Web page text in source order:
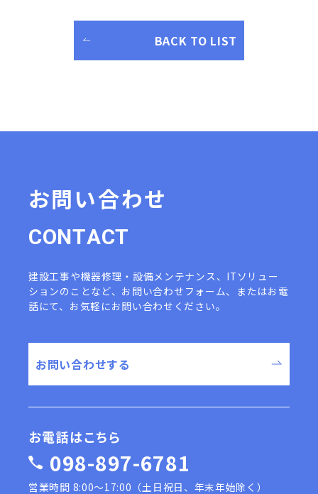
BACK TO LIST
お問い合わせ
CONTACT
建設工事や機器修理・設備メンテナンス、ITソリュー
ションのことなど、 お問い合わせフォーム、またはお電
話にて、お気軽にお問い合わせください。
お問い合わせする
お電話はこちら
098-897-6781
営業時間 8:00〜17:00（土日祝日、年末年始除く）